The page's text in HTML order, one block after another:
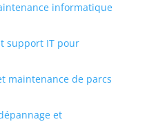
informatique
support IT pour
maintenance de parcs
et